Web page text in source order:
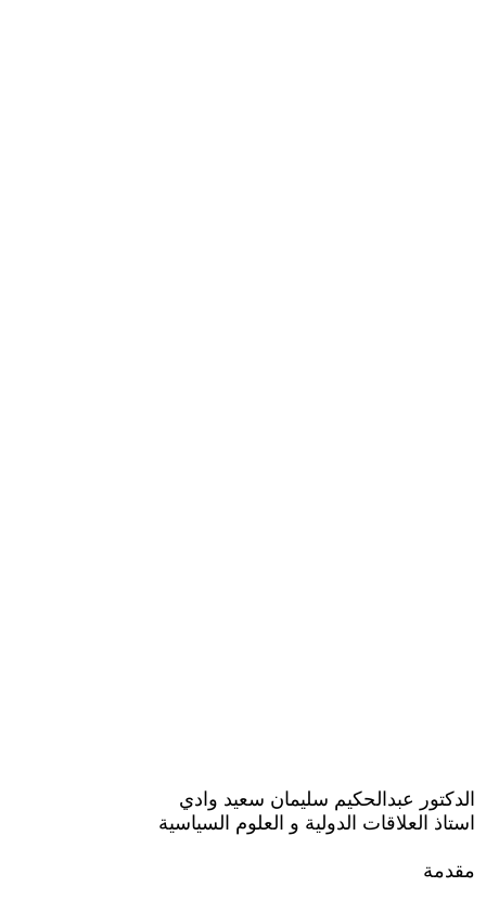
الدكتور عبدالحكيم سليمان سعيد وادي
استاذ العلاقات الدولية و العلوم السياسية
مقدمة